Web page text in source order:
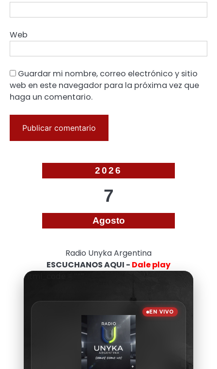
Web
Guardar mi nombre, correo electrónico y sitio
web en este navegador para la próxima vez que
haga un comentario.
2026
7
Agosto
Radio Unyka Argentina
ESCUCHANOS AQUI - Dale play